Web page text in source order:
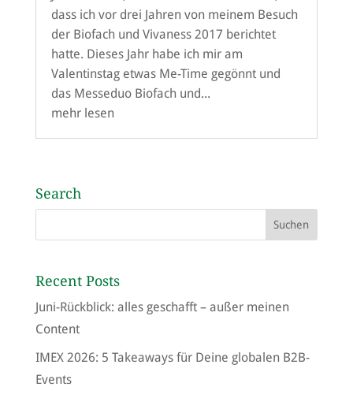
dass ich vor drei Jahren von meinem Besuch
der Biofach und Vivaness 2017 berichtet
hatte. Dieses Jahr habe ich mir am
Valentinstag etwas Me-Time gegönnt und
das Messeduo Biofach und...
mehr lesen
Search
Recent Posts
Juni-Rückblick: alles geschafft – außer meinen
Content
IMEX 2026: 5 Takeaways für Deine globalen B2B-
Events